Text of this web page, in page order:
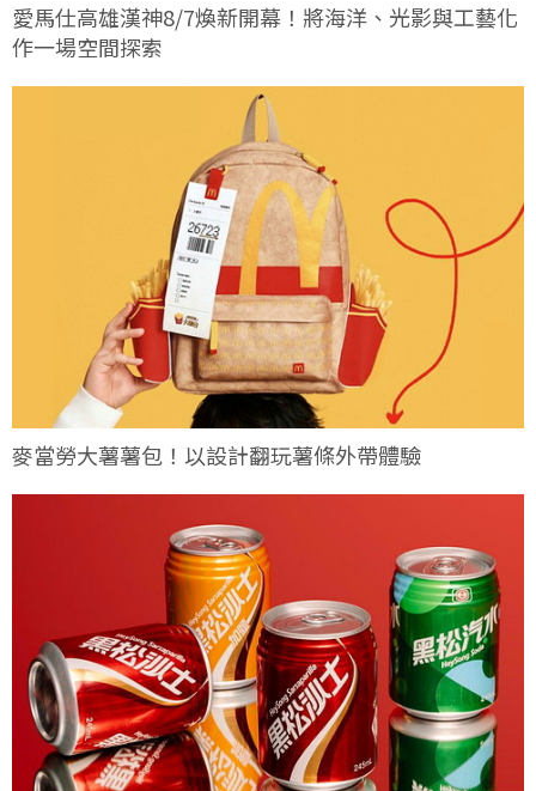
愛馬仕高雄漢神8/7煥新開幕！將海洋、光影與工藝化
作一場空間探索
麥當勞大薯薯包！以設計翻玩薯條外帶體驗